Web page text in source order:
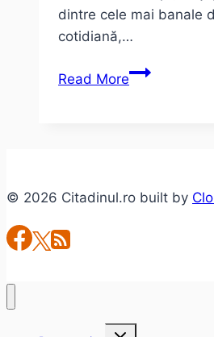
dintre cele mai banale
cotidiană,…
Read More4
A.
© 2026 Citadinul.ro built by
Toggle